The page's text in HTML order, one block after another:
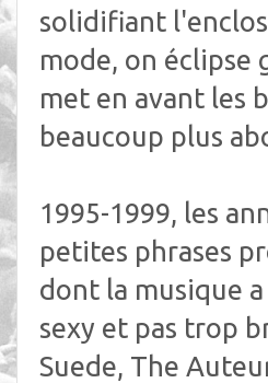
solidifiant
mode, on
met en avant les
beaucoup plus
1995-1999, les
petites phrases
dont la musique
sexy et pas trop
Suede, The